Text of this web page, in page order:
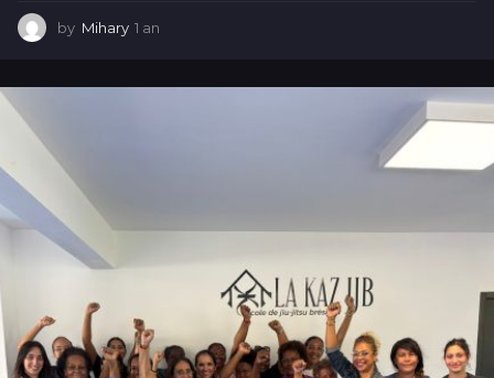
by Mihary 1 an